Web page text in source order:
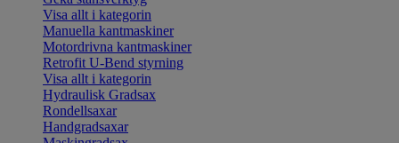
Visa allt i kategorin
Manuella kantmaskiner
Motordrivna kantmaskiner
Retrofit U-Bend styrning
Visa allt i kategorin
Hydraulisk Gradsax
Rondellsaxar
Handgradsaxar